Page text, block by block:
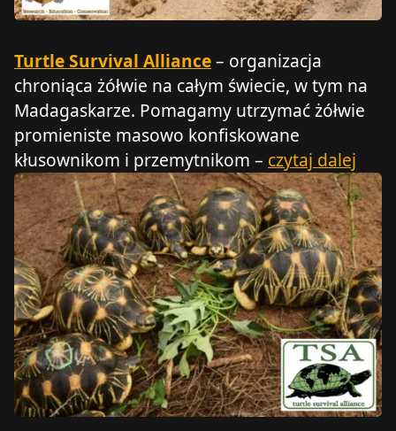
Turtle Survival Alliance– organizacja
chroniąca żółwie na całym świecie, w tym na
Madagaskarze. Pomagamy utrzymać żółwie
promieniste masowo konfiskowane
kłusownikom i przemytnikom – czytaj dalej